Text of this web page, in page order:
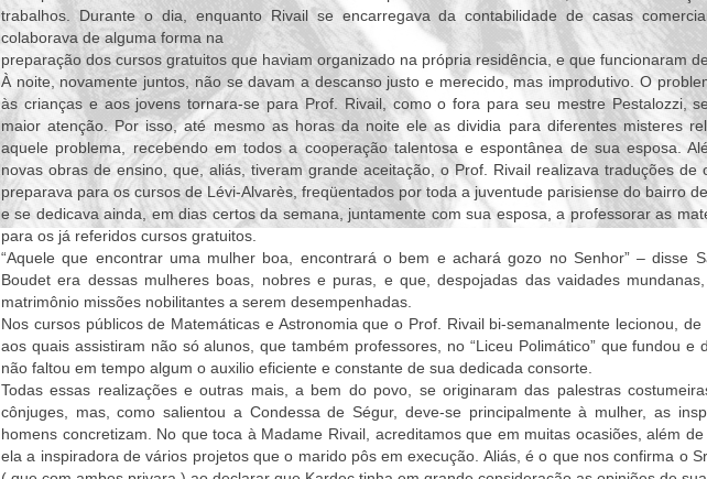
trabalhos. Durante o dia, enquanto Rivail se encarregava da contabilidade de casas
colaborava de alguma forma na
preparação dos cursos gratuitos que haviam organizado na própria residência, e que funcionaram
À noite, novamente juntos, não se davam a descanso justo e merecido, mas improdutivo. O
às crianças e aos jovens tornara-se para Prof. Rivail, como o fora para seu mestre Pestalozzi,
maior atenção. Por isso, até mesmo as horas da noite ele as dividia para diferentes misteres
aquele problema, recebendo em todos a cooperação talentosa e espontânea de sua esposa.
novas obras de ensino, que, aliás, tiveram grande aceitação, o Prof. Rivail realizava traduções de
preparava para os cursos de Lévi-Alvarès, freqüentados por toda a juventude parisiense do bairro
e se dedicava ainda, em dias certos da semana, juntamente com sua esposa, a professorar as
para os já referidos cursos gratuitos.
“Aquele que encontrar uma mulher boa, encontrará o bem e achará gozo no Senhor” – disse
Boudet era dessas mulheres boas, nobres e puras, e que, despojadas das vaidades
matrimônio missões nobilitantes a serem desempenhadas.
Nos cursos públicos de Matemáticas e Astronomia que o Prof. Rivail bi-semanalmente lecionou,
aos quais assistiram não só alunos, que também professores, no “Liceu Polimático” que fundou e
não faltou em tempo algum o auxilio eficiente e constante de sua dedicada consorte.
Todas essas realizações e outras mais, a bem do povo, se originaram das palestras
cônjuges, mas, como salientou a Condessa de Ségur, deve-se principalmente à mulher, as
homens concretizam. No que toca à Madame Rivail, acreditamos que em muitas ocasiões, além
ela a inspiradora de vários projetos que o marido pôs em execução. Aliás, é o que nos confirma o